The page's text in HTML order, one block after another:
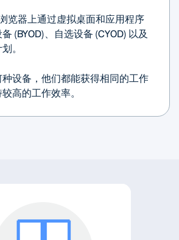
览器上通过虚拟桌面和应用程序
(BYOD)、自选设备 (CYOD) 以及
。
设备，他们都能获得相同的工作
高的工作效率。